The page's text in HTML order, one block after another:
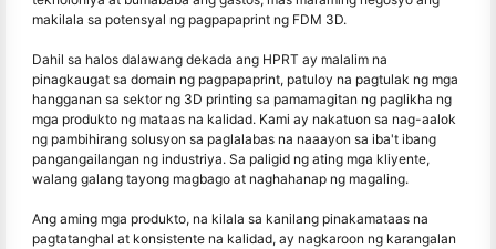
makilala sa potensyal ng pagpapaprint ng FDM 3D.
Dahil sa halos dalawang dekada ang HPRT ay malalim na
pinagkaugat sa domain ng pagpapaprint, patuloy na pagtulak ng mga
hangganan sa sektor ng 3D printing sa pamamagitan ng paglikha ng
mga produkto ng mataas na kalidad. Kami ay nakatuon sa nag-aalok
ng pambihirang solusyon sa paglalabas na naaayon sa iba't ibang
pangangailangan ng industriya. Sa paligid ng ating mga kliyente,
walang galang tayong magbago at naghahanap ng magaling.
Ang aming mga produkto, na kilala sa kanilang pinakamataas na
pagtatanghal at konsistente na kalidad, ay nagkaroon ng karangalan